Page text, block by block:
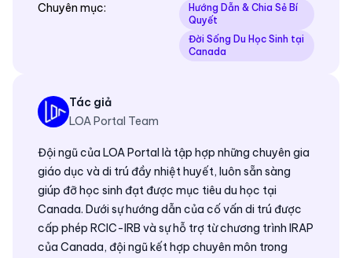
Chuyên mục:
Hướng Dẫn & Chia Sẻ Bí
Quyết
Đời Sống Du Học Sinh tại
Canada
Tác giả
LOA Portal Team
Đội ngũ của LOA Portal là tập hợp những chuyên gia
giáo dục và di trú đầy nhiệt huyết, luôn sẵn sàng
giúp đỡ học sinh đạt được mục tiêu du học tại
Canada. Dưới sự hướng dẫn của cố vấn di trú được
cấp phép RCIC-IRB và sự hỗ trợ từ chương trình IRAP
của Canada, đội ngũ kết hợp chuyên môn trong